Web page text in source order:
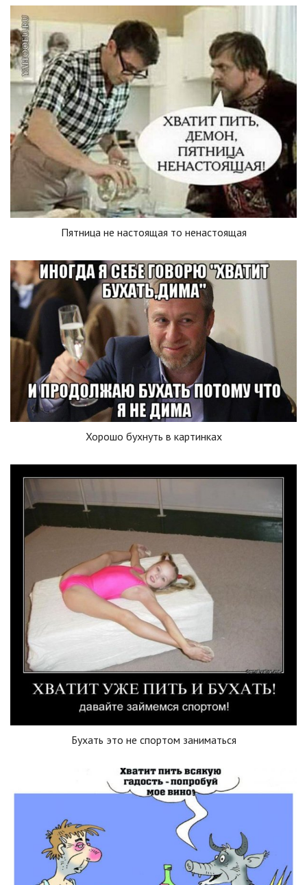
Пятница не настоящая то ненастоящая
Хорошо бухнуть в картинках
Бухать это не спортом заниматься